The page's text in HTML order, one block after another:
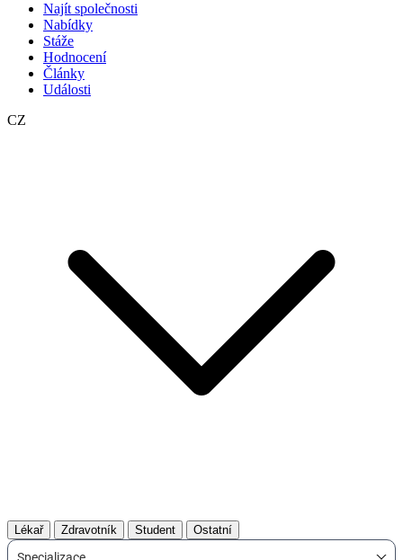
Najít společnosti
Nabídky
Stáže
Hodnocení
Články
Události
CZ
Lékař Zdravotník Student Ostatní